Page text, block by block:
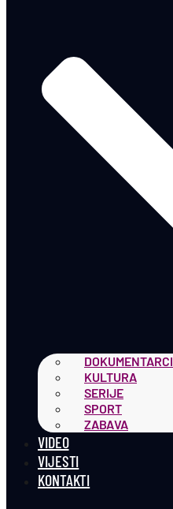
DOKUMENTARCI
KULTURA
SERIJE
SPORT
ZABAVA
VIDEO
VIJESTI
KONTAKTI